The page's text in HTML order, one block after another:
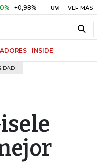
UVR $ 416,86 +$ 0,05
VER MÁS
INSIDE